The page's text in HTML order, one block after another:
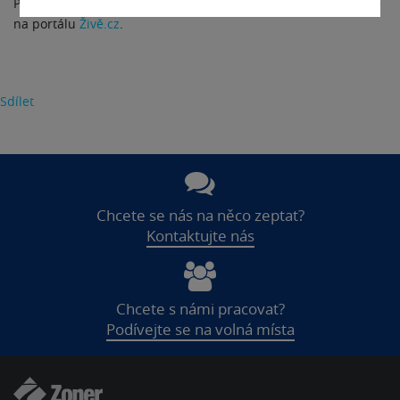
na portálu Živě.cz.
Sdílet
Chcete se nás na něco zeptat?
Kontaktujte nás
Chcete s námi pracovat?
Podívejte se na volná místa